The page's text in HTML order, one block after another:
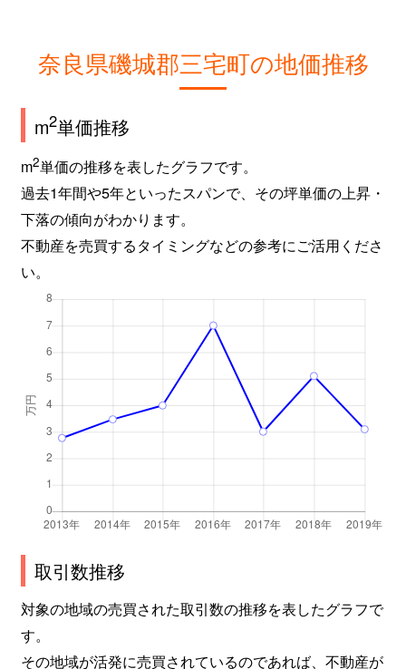
奈良県磯城郡三宅町の地価推移
m2単価推移
m2単価の推移を表したグラフです。
過去1年間や5年といったスパンで、その坪単価の上昇・
下落の傾向がわかります。
不動産を売買するタイミングなどの参考にご活用くださ
い。
取引数推移
対象の地域の売買された取引数の推移を表したグラフで
す。
その地域が活発に売買されているのであれば、不動産が